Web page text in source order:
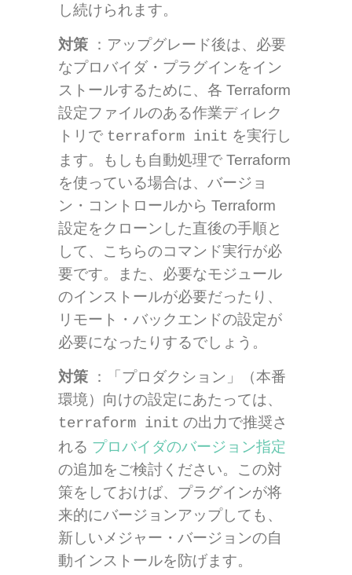
し続けられます。
対策 ：アップグレード後は、必要
なプロバイダ・プラグインをイン
ストールするために、各 Terraform
設定ファイルのある作業ディレク
トリで terraform init を実行し
ます。もしも自動処理で Terraform
を使っている場合は、バージョ
ン・コントロールから Terraform
設定をクローンした直後の手順と
して、こちらのコマンド実行が必
要です。また、必要なモジュール
のインストールが必要だったり、
リモート・バックエンドの設定が
必要になったりするでしょう。
対策 ：「プロダクション」（本番
環境）向けの設定にあたっては、
terraform init の出力で推奨さ
れる プロバイダのバージョン指定
の追加をご検討ください。この対
策をしておけば、プラグインが将
来的にバージョンアップしても、
新しいメジャー・バージョンの自
動インストールを防げます。